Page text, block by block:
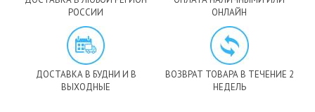
РОССИИ
ОНЛАЙН
ДОСТАВКА В БУДНИ И В
ВЫХОДНЫЕ
ВОЗВРАТ ТОВАРА В ТЕЧЕНИЕ 2
НЕДЕЛЬ